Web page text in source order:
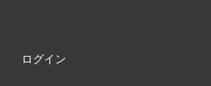
ログイン